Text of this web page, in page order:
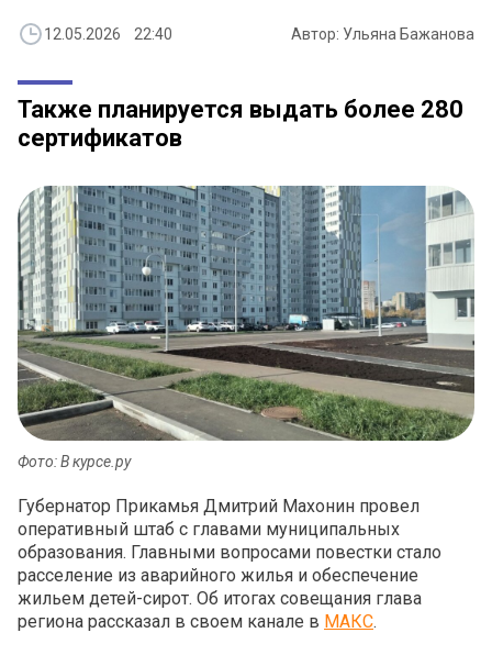
12.05.2026 22:40 Автор: Ульяна Бажанова
Также планируется выдать более 280
сертификатов
Фото: В курсе.ру
Губернатор Прикамья Дмитрий Махонин провел
оперативный штаб с главами муниципальных
образования. Главными вопросами повестки стало
расселение из аварийного жилья и обеспечение
жильем детей-сирот. Об итогах совещания глава
региона рассказал в своем канале в МАКС.